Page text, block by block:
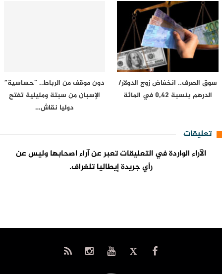
سوق الصرف.. انخفاض زوج الدولار/
الدرهم بنسبة 0,42 في المائة
دون موقف من الرباط.. “حساسية”
الإسبان من سبتة ومليلية تفتح
دوليا نقاش…
تعليقات
الآراء الواردة في التعليقات تعبر عن آراء اصحابها وليس عن
رأي جريدة إيطاليا تلغراف.